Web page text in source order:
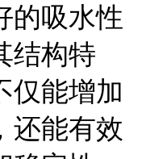
的吸水性
结构特
仅能增加
还能有效